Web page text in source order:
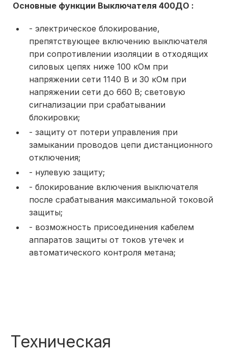
Основные функции Выключателя 400ДО :
- электрическое блокирование,
препятствующее включению выключателя
при сопротивлении изоляции в отходящих
силовых цепях ниже 100 кОм при
напряжении сети 1140 В и 30 кОм при
напряжении сети до 660 В; све­товую
сигнализации при срабатывании
блокировки;
- защиту от потери управления при
замыкании проводов цепи дистанционно­го
отключения;
- нулевую защиту;
- блокирование включения выключателя
после срабатывания максимальной токовой
защиты;
- возможность присоединения кабелем
аппаратов защиты от токов утечек и
автоматического контроля метана;
Техническая